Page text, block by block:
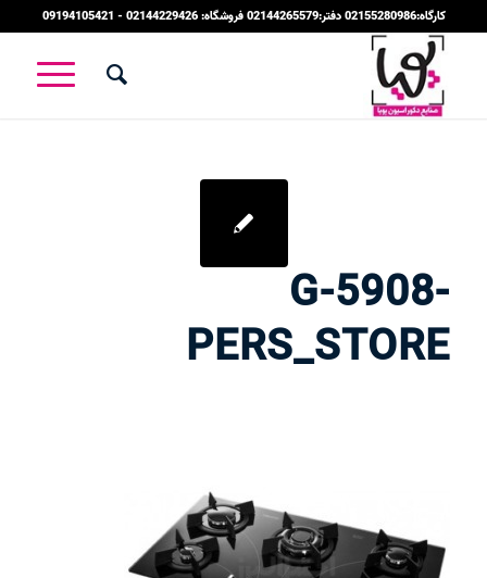
کارگاه:02155280986 دفتر:02144265579 فروشگاه: 02144229426 - 09194105421
G-5908-
PERS_STORE